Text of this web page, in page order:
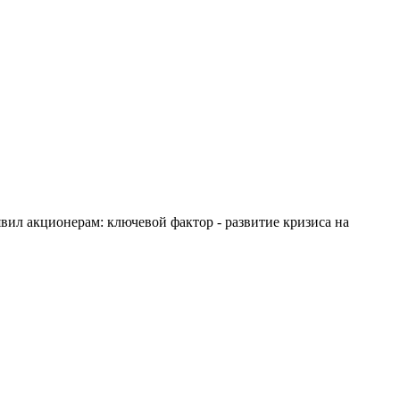
акционерам: ключевой фактор - развитие кризиса на